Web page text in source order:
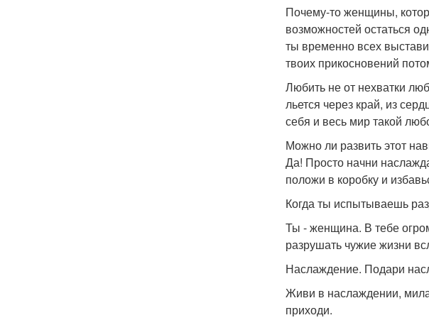
Почему-то женщины,
возможностей остаться
ты временно всех
твоих прикосновений
Любить не от нехватки
льется через край, из
себя и весь мир такой
Можно ли развить этот
Да! Просто начни
положи в коробку и
Когда ты испытываешь
Ты - женщина. В тебе
разрушать чужие жизни
Наслаждение. Подари
Живи в наслаждении,
приходи.